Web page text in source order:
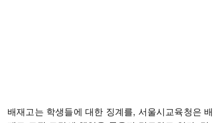
배재고는 학생들에 대한 징계를, 서울시교육청은 배